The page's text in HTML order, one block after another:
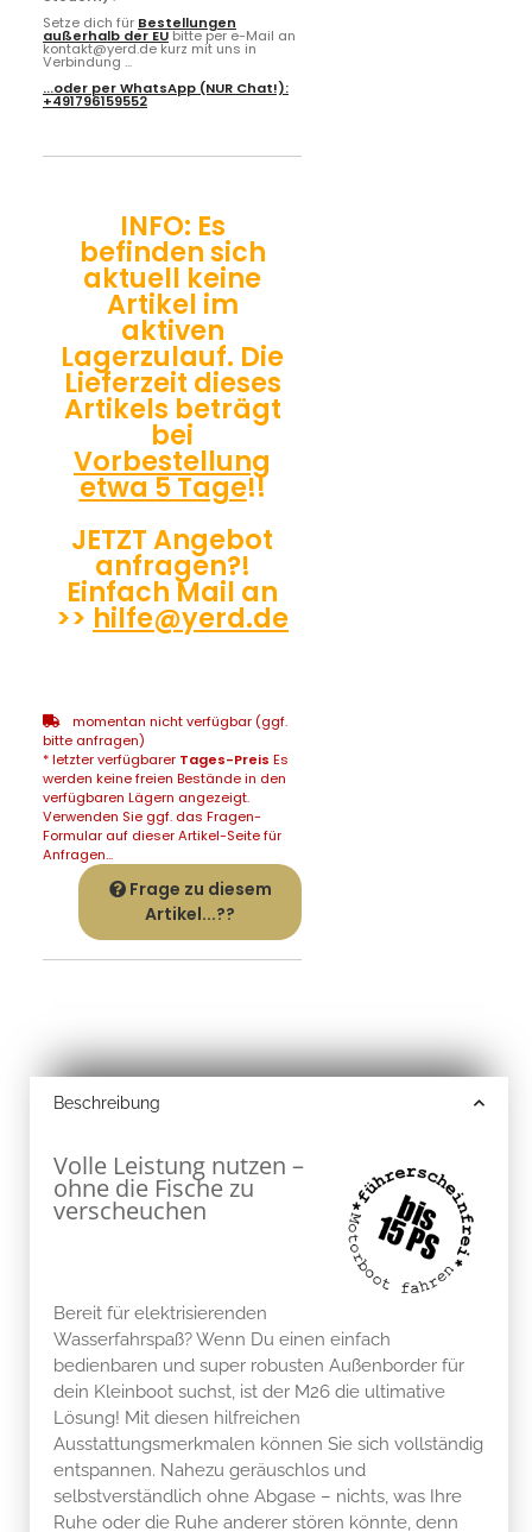
Setze dich für Bestellungen
außerhalb der EUbitte per e-Mail an
kontakt@yerd.de kurz mit uns in
Verbindung ...
...oder perWhatsApp (NUR Chat!):
+491796159552
INFO: Es
befinden sich
aktuell keine
Artikel im
aktiven
Lagerzulauf. Die
Lieferzeit dieses
Artikels beträgt
bei
Vorbestellung
etwa 5 Tage!!
JETZT Angebot
anfragen?!
Einfach Mail an
>> hilfe@yerd.de
momentan nicht verfügbar (ggf.
bitte anfragen)
* letzter verfügbarer Tages-Preis Es
werden keine freien Bestände in den
verfügbaren Lägern angezeigt.
Verwenden Sie ggf. das Fragen-
Formular auf dieser Artikel-Seite für
Anfragen...
Frage zu diesem
Artikel...??
Beschreibung
Volle Leistung nutzen –
ohne die Fische zu
verscheuchen
Bereit für elektrisierenden
Wasserfahrspaß? Wenn Du einen einfach
bedienbaren und super robusten Außenborder für
dein Kleinboot suchst, ist der M26 die ultimative
Lösung! Mit diesen hilfreichen
Ausstattungsmerkmalen können Sie sich vollständig
entspannen. Nahezu geräuschlos und
selbstverständlich ohne Abgase – nichts, was Ihre
Ruhe oder die Ruhe anderer stören könnte, denn